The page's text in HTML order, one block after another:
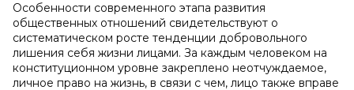
Особенности современного этапа развития
общественных отношений свидетельствуют о
систематическом росте тенденции добровольного
лишения себя жизни лицами. За каждым человеком на
конституционном уровне закреплено неотчуждаемое,
личное право на жизнь, в связи с чем, лицо также вправе